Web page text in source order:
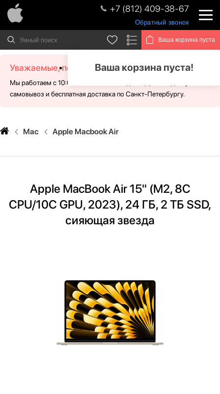
+7 (812) 409-38-67
Обратный звонок
Ваша корзина пуста
Ваша корзина пуста!
Уважаемые, посетители!
Мы работаем с 10:00 - 21:00 без выходных. Для Вас доступен
самовывоз и бесплатная доставка по Санкт-Петербургу.
Mac Apple Macbook Air
Apple MacBook Air 15" (M2, 8C
CPU/10C GPU, 2023), 24 ГБ, 2 ТБ SSD,
сияющая звезда